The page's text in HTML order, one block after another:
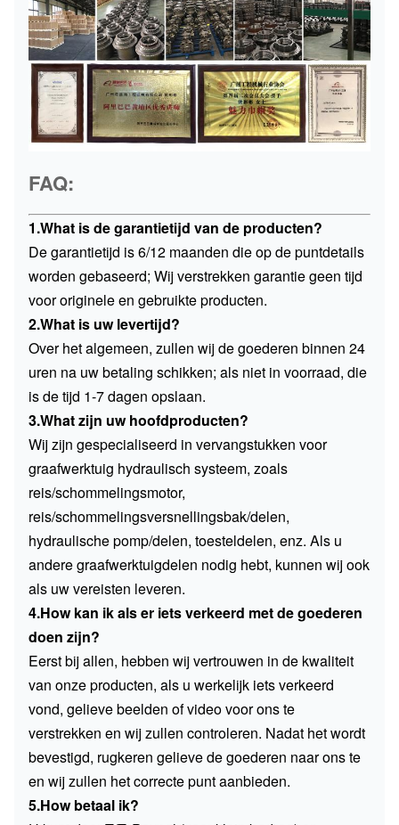
FAQ:
1.What is de garantietijd van de producten?
De garantietijd is 6/12 maanden die op de puntdetails
worden gebaseerd; Wij verstrekken garantie geen tijd
voor originele en gebruikte producten.
2.What is uw levertijd?
Over het algemeen, zullen wij de goederen binnen 24
uren na uw betaling schikken; als niet in voorraad, die
is de tijd 1-7 dagen opslaan.
3.What zijn uw hoofdproducten?
Wij zijn gespecialiseerd in vervangstukken voor
graafwerktuig hydraulisch systeem, zoals
reis/schommelingsmotor,
reis/schommelingsversnellingsbak/delen,
hydraulische pomp/delen, toesteldelen, enz. Als u
andere graafwerktuigdelen nodig hebt, kunnen wij ook
als uw vereisten leveren.
4.How kan ik als er iets verkeerd met de goederen
doen zijn?
Eerst bij allen, hebben wij vertrouwen in de kwaliteit
van onze producten, als u werkelijk iets verkeerd
vond, gelieve beelden of video voor ons te
verstrekken en wij zullen controleren. Nadat het wordt
bevestigd, rugkeren gelieve de goederen naar ons te
en wij zullen het correcte punt aanbieden.
5.How betaal ik?